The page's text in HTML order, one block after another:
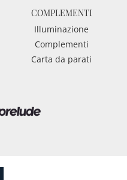
COMPLEMENTI
Illuminazione
Complementi
Carta da parati